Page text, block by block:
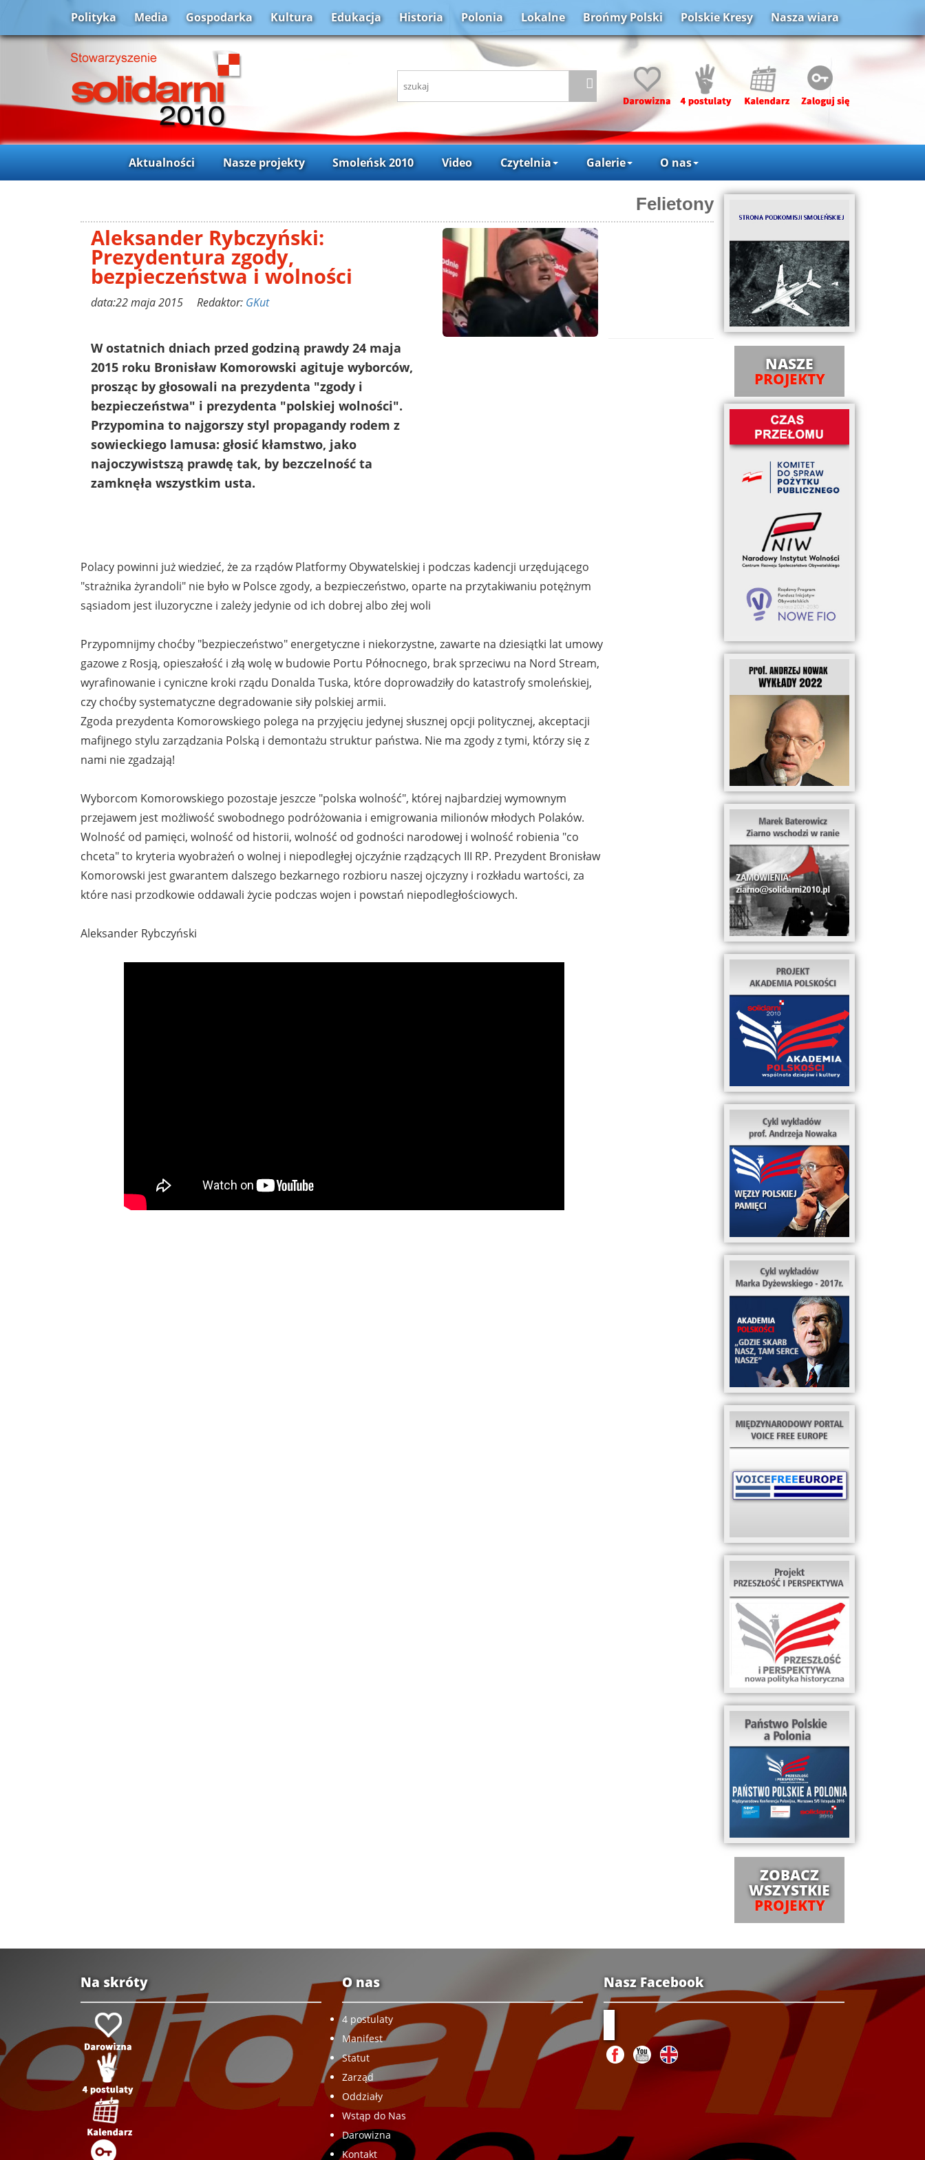
Polityka Media Gospodarka Kultura Edukacja Historia Polonia Lokalne Brońmy Polski Polskie Kresy Nasza wiara
Aktualności Nasze projekty Smoleńsk 2010 Video Czytelnia Galerie O nas
Felietony
Aleksander Rybczyński:
Prezydentura zgody,
bezpieczeństwa i wolności
data:22 maja 2015 Redaktor: GKut
W ostatnich dniach przed godziną prawdy 24 maja
2015 roku Bronisław Komorowski agituje wyborców,
prosząc by głosowali na prezydenta "zgody i
bezpieczeństwa" i prezydenta "polskiej wolności".
Przypomina to najgorszy styl propagandy rodem z
sowieckiego lamusa: głosić kłamstwo, jako
najoczywistszą prawdę tak, by bezczelność ta
zamknęła wszystkim usta.
Polacy powinni już wiedzieć, że za rządów Platformy Obywatelskiej i podczas kadencji urzędującego
"strażnika żyrandoli" nie było w Polsce zgody, a bezpieczeństwo, oparte na przytakiwaniu potężnym
sąsiadom jest iluzoryczne i zależy jedynie od ich dobrej albo złej woli
Przypomnijmy choćby "bezpieczeństwo" energetyczne i niekorzystne, zawarte na dziesiątki lat umowy
gazowe z Rosją, opieszałość i złą wolę w budowie Portu Północnego, brak sprzeciwu na Nord Stream,
wyrafinowanie i cyniczne kroki rządu Donalda Tuska, które doprowadziły do katastrofy smoleńskiej,
czy choćby systematyczne degradowanie siły polskiej armii.
Zgoda prezydenta Komorowskiego polega na przyjęciu jedynej słusznej opcji politycznej, akceptacji
mafijnego stylu zarządzania Polską i demontażu struktur państwa. Nie ma zgody z tymi, którzy się z
nami nie zgadzają!
Wyborcom Komorowskiego pozostaje jeszcze "polska wolność", której najbardziej wymownym
przejawem jest możliwość swobodnego podróżowania i emigrowania milionów młodych Polaków.
Wolność od pamięci, wolność od historii, wolność od godności narodowej i wolność robienia "co
chceta" to kryteria wyobrażeń o wolnej i niepodległej ojczyźnie rządzących III RP. Prezydent Bronisław
Komorowski jest gwarantem dalszego bezkarnego rozbioru naszej ojczyzny i rozkładu wartości, za
które nasi przodkowie oddawali życie podczas wojen i powstań niepodległościowych.
Aleksander Rybczyński
NASZE
PROJEKTY
ZOBACZ
WSZYSTKIE
PROJEKTY
Na skróty O nas
4 postulaty
Manifest
Statut
Zarząd
Oddziały
Wstąp do Nas
Darowizna
Kontakt
Nasz Facebook